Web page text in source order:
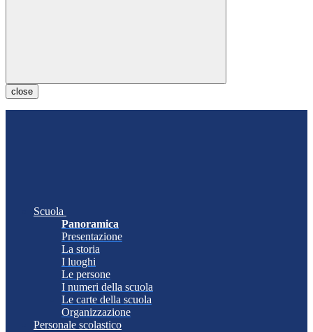
close
Scuola
Panoramica
Presentazione
La storia
I luoghi
Le persone
I numeri della scuola
Le carte della scuola
Organizzazione
Personale scolastico